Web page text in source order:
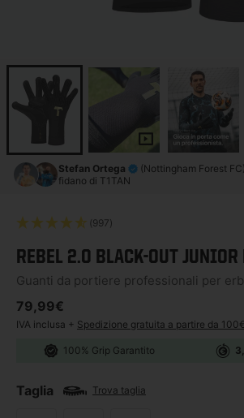
Stefan Ortega (Nottingham Forest
fidano di T1TAN
(997)
REBEL 2.0 BLACK-OUT JUNIOR
Guanti da portiere professionali per
Prezzo di listino
79,99€
IVA inclusa + Spedizione gratuita a partire da 100€
100% Grip Garantito
Taglia Trova taglia